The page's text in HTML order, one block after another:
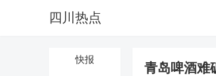
四川热点
快报
青岛啤酒难